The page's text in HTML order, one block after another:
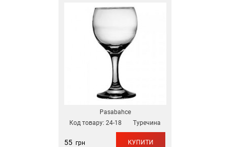
Pasabahce
Код товару: 24-18 Туречина
55грн КУПИТИ